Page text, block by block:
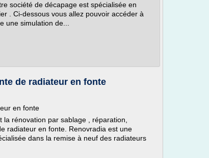
société de décapage est spécialisée en
. Ci-dessous vous allez pouvoir accéder à
une simulation de...
de radiateur en fonte
en fonte
rénovation par sablage , réparation,
radiateur en fonte. Renovradia est une
dans la remise à neuf des radiateurs